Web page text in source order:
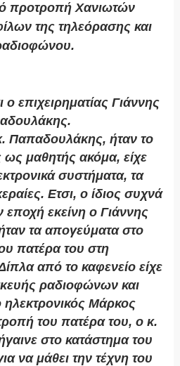
προτροπή Χανιωτών
της τηλεόρασης και
ο επιχειρηματίας Γιάννης
Παπαδουλάκης, ήταν το
ως μαθητής ακόμα, είχε
συστήματα, τα
Ετσι, ο ίδιος συχνά
εποχή εκείνη ο Γιάννης
τα απογεύματα στο
πατέρα του στη
από το καφενείο είχε
ραδιοφώνων και
Μάρκος
του πατέρα του, ο κ.
στο κατάστημα του
να μάθει την τέχνη του